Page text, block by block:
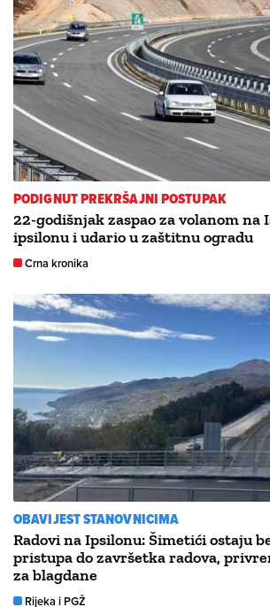
PODIGNUT PREKRŠAJNI POSTUPAK
22-godišnjak zaspao za volanom na
ipsilonu i udario u zaštitnu ogradu
Crna kronika
OBAVIJEST STANOVNICIMA
Radovi na Ipsilonu: Šimetići ostaju
pristupa do završetka radova,
za blagdane
Rijeka i PGŽ